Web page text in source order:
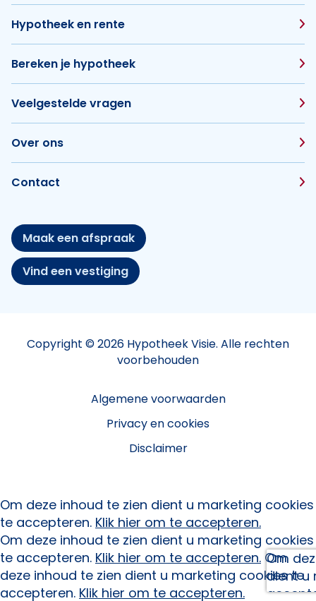
Hypotheek en rente
Bereken je hypotheek
Veelgestelde vragen
Over ons
Contact
Maak een afspraak
Vind een vestiging
Copyright © 2026 Hypotheek Visie. Alle rechten
voorbehouden
Algemene voorwaarden
Privacy en cookies
Disclaimer
Om
dient u
Om deze inhoud te zien dient u marketing cookies
te accepteren. Klik hier om te accepteren.
Om deze inhoud te zien dient u marketing cookies
te accepteren. Klik hier om te accepteren. Om
deze inhoud te zien dient u marketing cookies te
accepteren. Klik hier om te accepteren.